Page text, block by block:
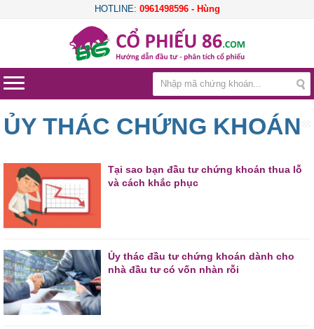
HOTLINE: 0961498596 - Hùng
ỦY THÁC CHỨNG KHOÁN
Tại sao bạn đầu tư chứng khoán thua lỗ
và cách khắc phục
Ủy thác đầu tư chứng khoán dành cho
nhà đầu tư có vốn nhàn rỗi